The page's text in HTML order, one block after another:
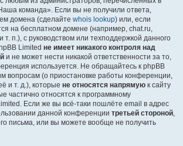
команда». Если вы не получили ответа,
домена (сделайте whois lookup) или, если
на бесплатном домене (например, chat.ru,
т. п.), с руководством или техподдержкой данного
Limited не имеет никакого контроля над
и не может нести никакой ответственности за то,
используется. Не обращайтесь к phpBB
вопросам (о приостановке работы конференции,
и т. д.), которые не относятся напрямую к сайту
частично относятся к программному
Если же вы всё-таки пошлёте email в адрес
данной конференции третьей стороной,
письма, или вы можете вообще не получить